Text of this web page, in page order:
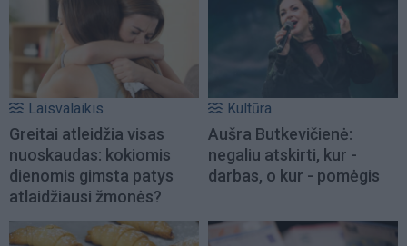
Laisvalaikis
Greitai atleidžia visas
nuoskaudas: kokiomis
dienomis gimsta patys
atlaidžiausi žmonės?
Kultūra
Aušra Butkevičienė:
negaliu atskirti, kur -
darbas, o kur - pomėgis